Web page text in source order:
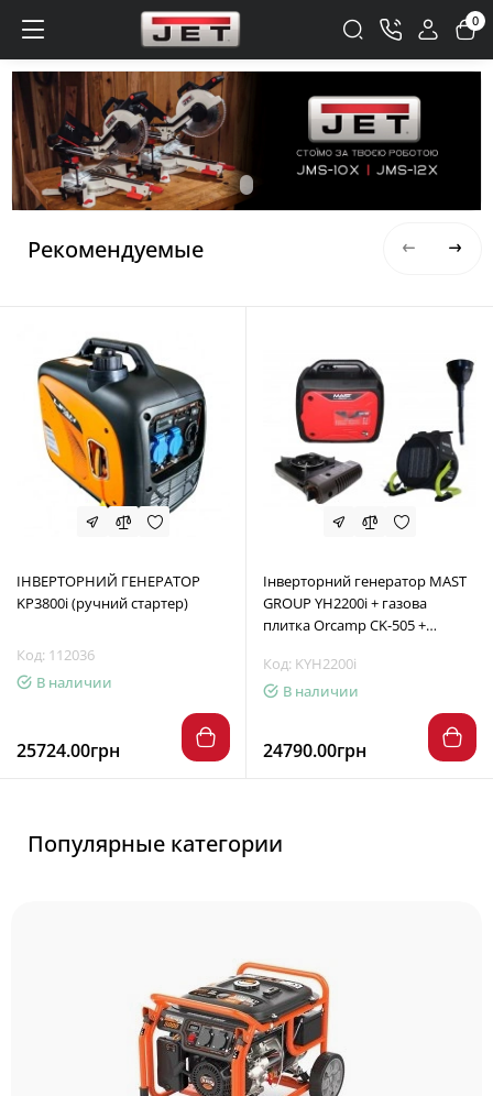
0
Рекомендуемые
ІНВЕРТОРНИЙ ГЕНЕРАТОР
KP3800і (ручний стартер)
Код: 112036
В наличии
25724.00грн
Інверторний генератор MAST
GROUP YH2200i + газова
плитка Orcamp CK-505 +
HE2000
Код: KYH2200i
В наличии
24790.00грн
Популярные категории